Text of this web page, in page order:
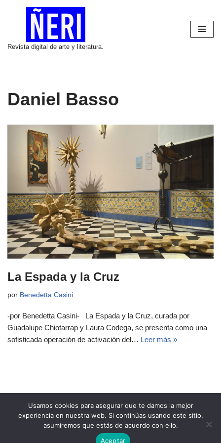
contenido
Revista digital de arte y literatura.
Daniel Basso
La Espada y la Cruz
por Benedetta Casini
-por Benedetta Casini- La Espada y la Cruz, curada por
Guadalupe Chiotarrap y Laura Codega, se presenta como una
sofisticada operación de activación del… Leer más »
Copyright 2021 Revista Ñeri
Usamos cookies para asegurar que te damos la mejor
experiencia en nuestra web. Si continúas usando este sitio,
asumiremos que estás de acuerdo con ello.
Aceptar